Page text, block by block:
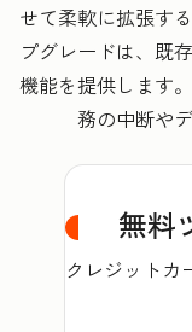
せて柔軟に拡張す
プグレードは、既
機能を提供します
務の中断や
無料
クレジットカ